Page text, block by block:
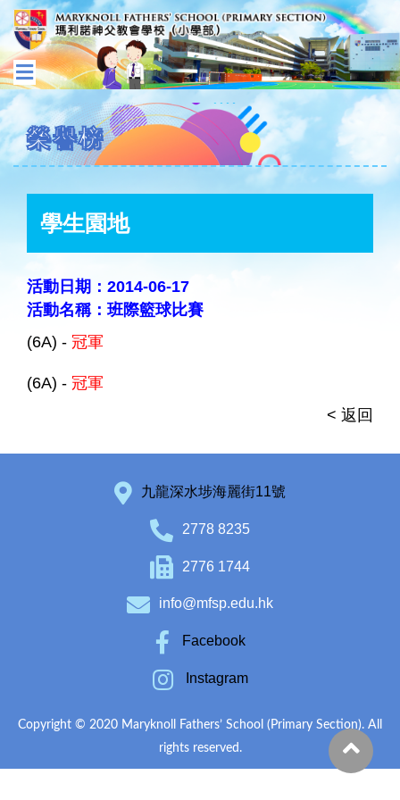
榮譽榜
學生園地
活動日期：2014-06-17
活動名稱：班際籃球比賽
(6A) - 冠軍
(6A) - 冠軍
< 返回
九龍深水埗海麗街11號
2778 8235
2776 1744
info@mfsp.edu.hk
Facebook
Instagram
Copyright © 2020 Maryknoll Fathers’ School (Primary Section). All
rights reserved.